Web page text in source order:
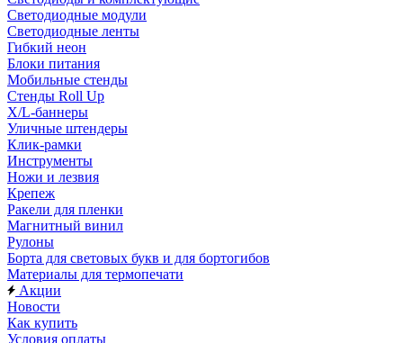
Светодиодные модули
Светодиодные ленты
Гибкий неон
Блоки питания
Мобильные стенды
Стенды Roll Up
X/L-баннеры
Уличные штендеры
Клик-рамки
Инструменты
Ножи и лезвия
Крепеж
Ракели для пленки
Магнитный винил
Рулоны
Борта для световых букв и для бортогибов
Материалы для термопечати
Акции
Новости
Как купить
Условия оплаты